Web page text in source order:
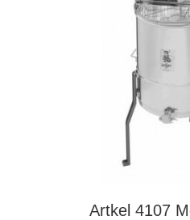
Artkel 4107